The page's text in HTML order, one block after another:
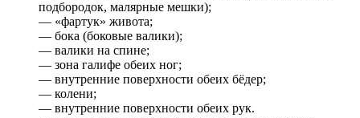
подбородок, малярные мешки);
— «фартук» живота;
— бока (боковые валики);
— валики на спине;
— зона галифе обеих ног;
— внутренние поверхности обеих бёдер;
— колени;
— внутренние поверхности обеих рук.